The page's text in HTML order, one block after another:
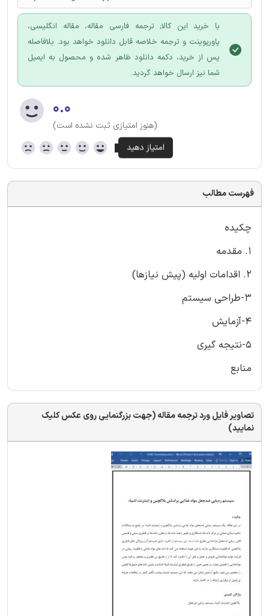
با خرید این کالا; ترجمه فارسی مقاله، مقاله انگلیسی،
پاورپوینت و ترجمه خلاصه قابل دانلود خواهد بود. بلافاصله
پس از خرید، دکمه دانلود ظاهر شده و محصول به ایمیل
شما نیز ارسال خواهد گردید.
۰.۰
(هنوز امتیازی ثبت نشده است)
فهرست مطالب
چکیده
1. مقدمه
2. اقدامات اولیه (پیش نیازها)
3-طراحی سیستم
4-آزمایش
5-نتیجه گیری
منابع
تصاویر فایل ورد ترجمه مقاله (جهت بزرگنمایی روی عکس کلیک
نمایید)